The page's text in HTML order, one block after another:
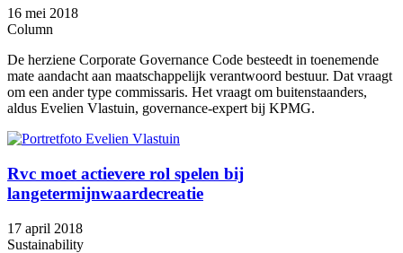
16 mei 2018
Column
De herziene Corporate Governance Code besteedt in toenemende
mate aandacht aan maatschappelijk verantwoord bestuur. Dat vraagt
om een ander type commissaris. Het vraagt om buitenstaanders,
aldus Evelien Vlastuin, governance-expert bij KPMG.
Rvc moet actievere rol spelen bij
langetermijnwaardecreatie
17 april 2018
Sustainability